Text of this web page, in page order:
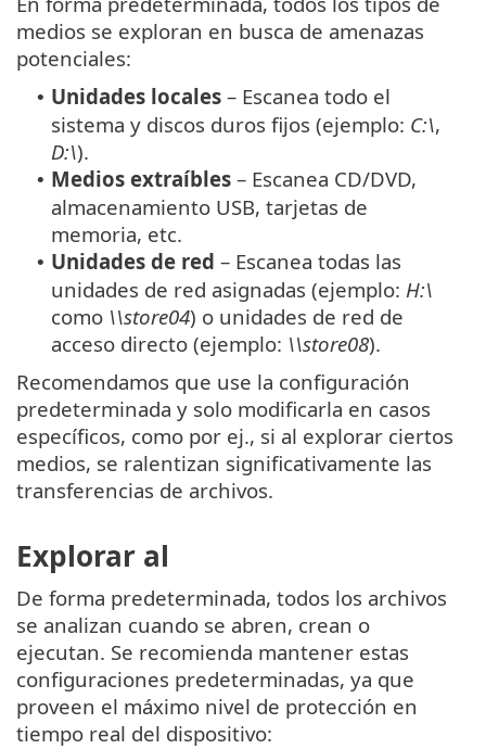
medios se exploran en busca de amenazas
potenciales:
• Unidades locales – Escanea todo el
sistema y discos duros fijos (ejemplo: C:\,
D:\).
• Medios extraíbles – Escanea CD/DVD,
almacenamiento USB, tarjetas de
memoria, etc.
• Unidades de red – Escanea todas las
unidades de red asignadas (ejemplo: H:\
como \\store04) o unidades de red de
acceso directo (ejemplo: \\store08).
Recomendamos que use la configuración
predeterminada y solo modificarla en casos
específicos, como por ej., si al explorar ciertos
medios, se ralentizan significativamente las
transferencias de archivos.
Explorar al
De forma predeterminada, todos los archivos
se analizan cuando se abren, crean o
ejecutan. Se recomienda mantener estas
configuraciones predeterminadas, ya que
proveen el máximo nivel de protección en
tiempo real del dispositivo: